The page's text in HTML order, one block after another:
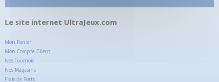
Le site internet UltraJeux.com
Mon Panier
Mon Compte Client
Nos Tournois
Nos Magasins
Frais de Ports